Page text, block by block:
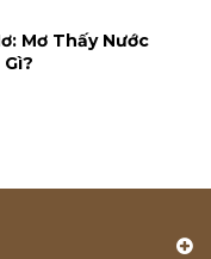
Mơ Thấy Nước